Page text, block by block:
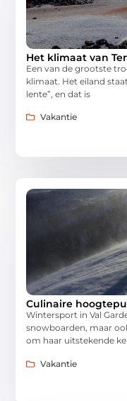
Het klimaat van
Een van de grootste
klimaat. Het eiland
lente”, en dat is
Vakantie
Culinaire
Wintersport in Val
snowboarden, maar
om haar uitstekende
Vakantie